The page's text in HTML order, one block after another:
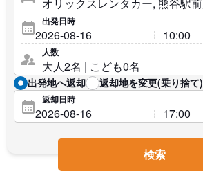
出発日時
人数
出発地へ返却 返却地を変更(乗り捨て)
返却日時
検索